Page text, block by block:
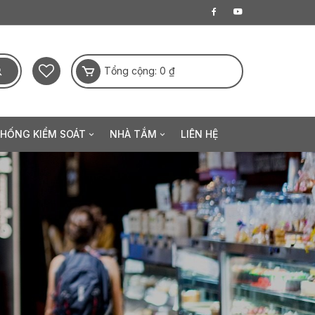
Tổng cộng: 0 ₫
KIỂM SOÁT
điện tử Khóa khuôn mặt
NHÀ TẮM
Sen tay
Phụ kiện sen tắm
LIÊN HỆ